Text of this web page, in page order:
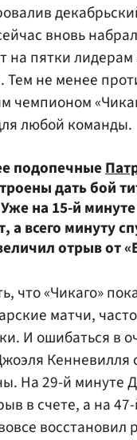
вновь
на пятки
не менее
чемпионом
любой команды.
подопечные
дать бой
на 15-й
а всего минуту
отрыв от
что «Чикаго»
матчи,
И ошибаться в
Кенневилля
На 29-й минуте
в счете, а на
восстановил